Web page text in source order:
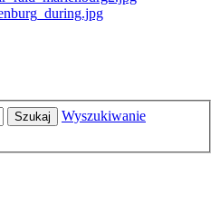
Szukaj
Wyszukiwanie